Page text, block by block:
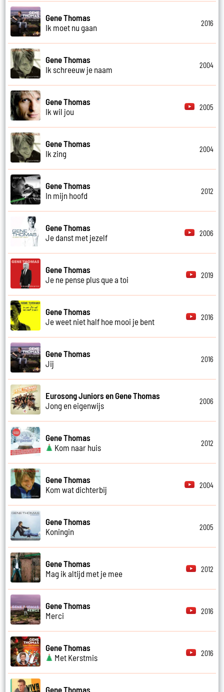
Gene Thomas
Ik moet nu gaan
2016
Gene Thomas
Ik schreeuw je naam
2004
Gene Thomas
Ik wil jou
2005
Gene Thomas
Ik zing
2004
Gene Thomas
In mijn hoofd
2012
Gene Thomas
Je danst met jezelf
2006
Gene Thomas
Je ne pense plus que a toi
2019
Gene Thomas
Je weet niet half hoe mooi je bent
2016
Gene Thomas
Jij
2016
Eurosong Juniors en Gene Thomas
Jong en eigenwijs
2006
Gene Thomas
Kom naar huis
2012
Gene Thomas
Kom wat dichterbij
2004
Gene Thomas
Koningin
2005
Gene Thomas
Mag ik altijd met je mee
2012
Gene Thomas
Merci
2016
Gene Thomas
Met Kerstmis
2016
Gene Thomas